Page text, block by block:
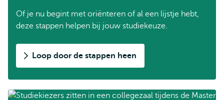
Of je nu begint met oriënteren of al een lijstje hebt,
deze stappen helpen bij jouw studiekeuze.
Loop door de stappen heen